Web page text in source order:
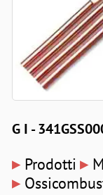
G I -
▸ Prodotti ▸
▸